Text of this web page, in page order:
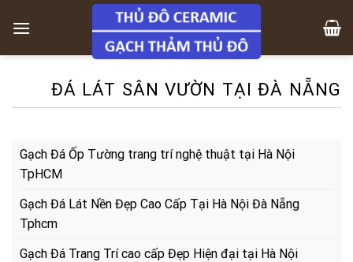
ĐÁ LÁT SÂN VƯỜN TẠI ĐÀ NẴNG
Gạch Đá Ốp Tường trang trí nghệ thuật tại Hà Nội
TpHCM
Gạch Đá Lát Nền Đẹp Cao Cấp Tại Hà Nội Đà Nẵng
Tphcm
Gạch Đá Trang Trí cao cấp Đẹp Hiện đại tại Hà Nội